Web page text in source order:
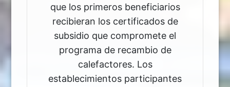
que los primeros beneficiarios
recibieran los certificados de
subsidio que compromete el
programa de recambio de
calefactores. Los
establecimientos participantes